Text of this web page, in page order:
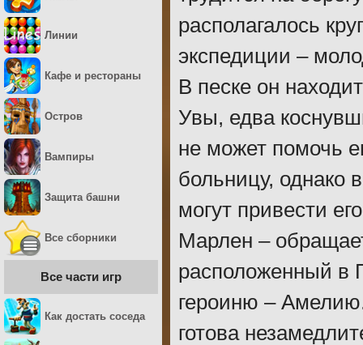
располагалось
экспедиции –
В песке он
Увы, едва
не может помочь
больницу, однако
могут привести
Марлен –
расположенный в
героиню –
готова
Линии
Кафе и рестораны
Остров
Вампиры
Защита башни
Все сборники
Все части игр
Как достать соседа